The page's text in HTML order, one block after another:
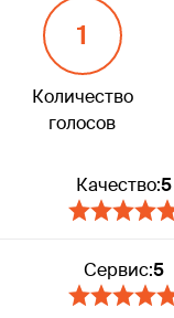
1
Количество
голосов
Качество:5
Сервис:5